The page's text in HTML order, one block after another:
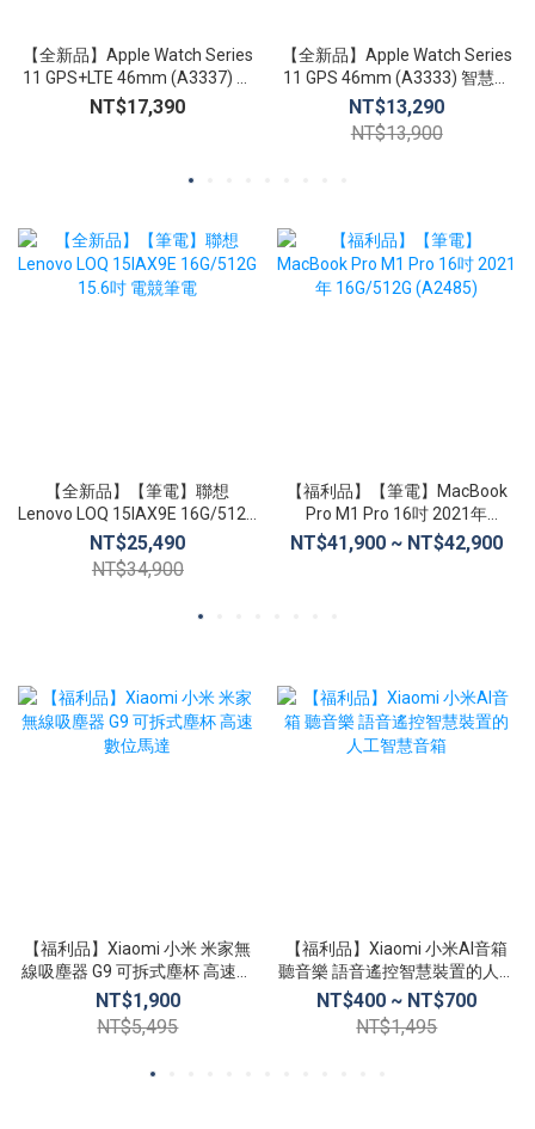
【全新品】Apple Watch Series
11 GPS+LTE 46mm (A3337) 智
慧手錶 心臟健康通知 生命徵象
睡眠追蹤
NT$17,390
【全新品】Apple Watch Series
11 GPS 46mm (A3333) 智慧手
錶 心臟健康通知 生命徵象 睡眠
追蹤
NT$13,290
NT$13,900
【全新品】【筆電】聯想
Lenovo LOQ 15IAX9E 16G/512G
15.6吋 電競筆電
NT$25,490
NT$34,900
【福利品】【筆電】MacBook
Pro M1 Pro 16吋 2021年
16G/512G (A2485)
NT$41,900 ~ NT$42,900
【福利品】Xiaomi 小米 米家無
線吸塵器 G9 可拆式塵杯 高速數
位馬達
NT$1,900
NT$5,495
【福利品】Xiaomi 小米AI音箱
聽音樂 語音遙控智慧裝置的人工
智慧音箱
NT$400 ~ NT$700
NT$1,495